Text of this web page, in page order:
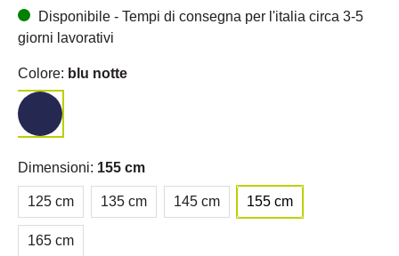
Disponibile - Tempi di consegna per l'italia circa 3-5
giorni lavorativi
Colore: blu notte
Dimensioni: 155 cm
125 cm 135 cm 145 cm 155 cm
165 cm